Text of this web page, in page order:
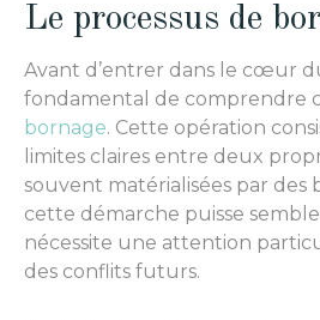
Le processus de
Avant d’entrer dans le cœur
fondamental de comprendre
bornage. Cette opération
limites claires entre deux
souvent matérialisées par des
cette démarche puisse
nécessite une attention
des conflits futurs.